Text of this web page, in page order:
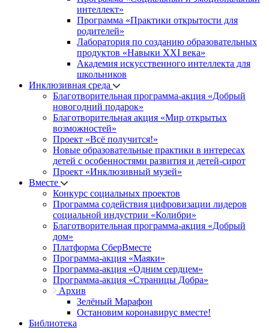
интеллект»
Программа «Практики открытости для
родителей»
Лаборатория по созданию образовательных
продуктов «Навыки XXI века»
Академия искусственного интеллекта для
школьников
Инклюзивная среда
Благотворительная программа-акция «Добрый
новогодний подарок»
Благотворительная акция «Мир открытых
возможностей»
Проект «Всё получится!»
Новые образовательные практики в интересах
детей с особенностями развития и детей-сирот
Проект «Инклюзивный музей»
Вместе
Конкурс социальных проектов
Программа содействия цифровизации лидеров
социальной индустрии «Колибри»
Благотворительная программа-акция «Добрый
дом»
Платформа СберВместе
Программа-акция «Маяки»
Программа-акция «Одним сердцем»
Программа-акция «Страницы Добра»
Архив
Зелёный Марафон
Остановим коронавирус вместе!
Библиотека